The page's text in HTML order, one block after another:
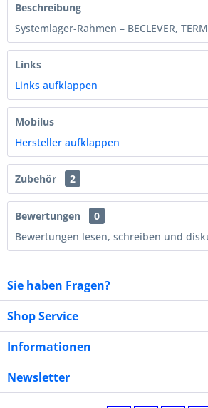
Beschreibung
Systemlager-Rahmen – BECLEVER,
Links
Links aufklappen
Mobilus
Hersteller aufklappen
Zubehör 2
Bewertungen
0
Bewertungen lesen, schreiben und
Sie haben Fragen?
Shop Service
Informationen
Newsletter